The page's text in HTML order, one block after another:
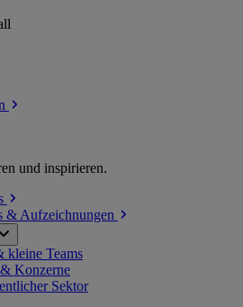
und inspirieren.
& Aufzeichnungen
kleine Teams
Konzerne
Sektor